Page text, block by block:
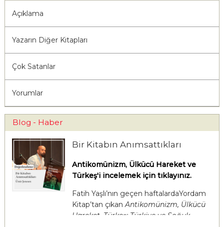
Açıklama
Yazarın Diğer Kitapları
Çok Satanlar
Yorumlar
Blog - Haber
Bir Kitabın Anımsattıkları
Antikomünizm, Ülkücü Hareket ve
Türkeş'i incelemek için tıklayınız.
Fatih Yaşlı’nın geçen haftalardaYordam
Kitap’tan çıkan Antikomünizm, Ülkücü
Hareket, Türkeş: Türkiye ve Soğuk